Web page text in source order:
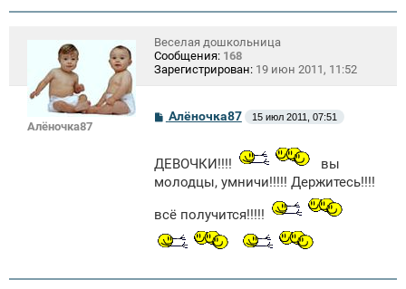
Алёночка87
Веселая дошкольница
Сообщения: 168
Зарегистрирован: 19 июн 2011, 11:52
С
о
щ
е
н
е
Алёночка87 15 июл 2011, 07:51
ДЕВОЧКИ!!!!
вы
молодцы, умничи!!!!! Держитесь!!!!
всё получится!!!!!